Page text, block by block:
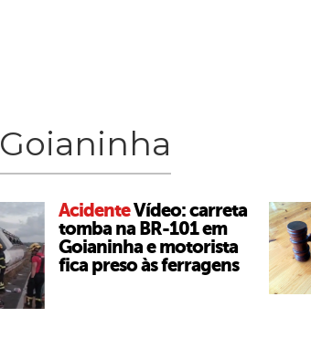
Goianinha
AcidenteVídeo: carreta
tomba na BR-101 em
Goianinha e motorista
fica preso às ferragens